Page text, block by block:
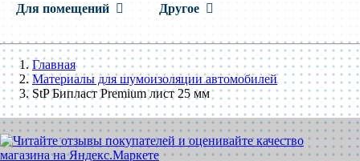
Для помещений Другое
Главная
Материалы для шумоизоляции автомобилей
StP Бипласт Premium лист 25 мм